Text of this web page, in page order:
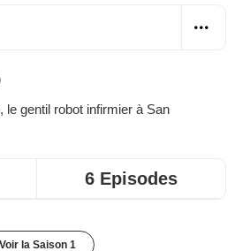
gentil robot infirmier à San
6 Episodes
Voir la Saison 1